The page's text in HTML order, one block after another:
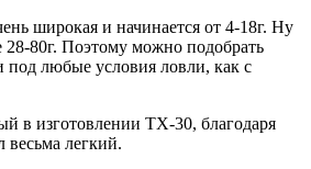
широкая и начинается от 4-18г. Ну
28-80г. Поэтому можно подобрать
под любые условия ловли, как с
в изготовлении ТХ-30, благодаря
легкий.